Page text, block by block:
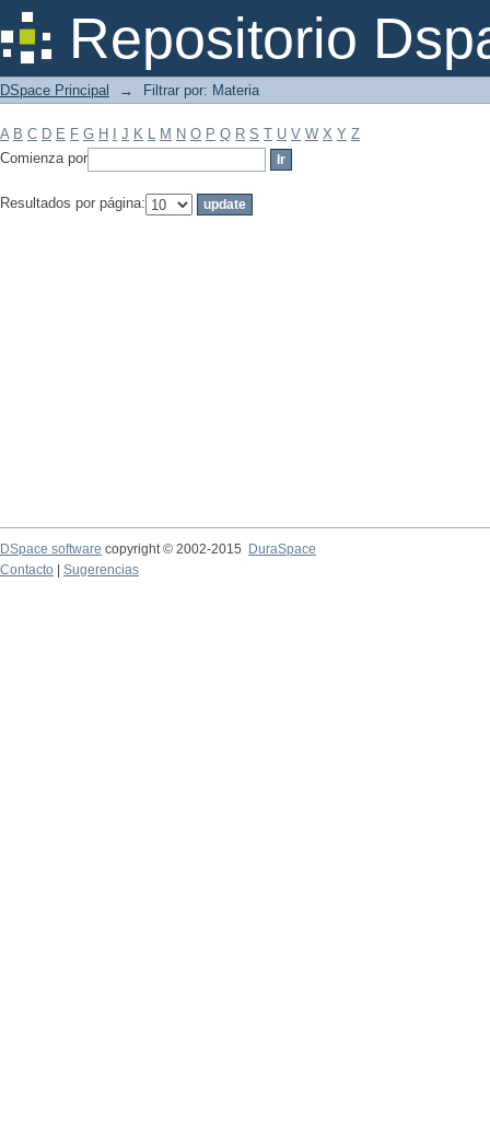
Repositorio
Filtrar por: Materia
DSpace Principal → Filtrar por: Materia
A B C D E F G H J K L M N O P Q R S T U V W X Y Z
Comienza por
Resultados por página:
DSpace software copyright © 2002-2015
DuraSpace
Contacto
Sugerencias